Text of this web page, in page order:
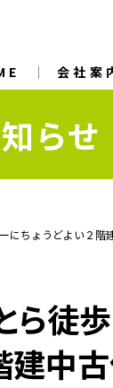
会社案
らせ
にちょうどよい２階
ら徒
建中